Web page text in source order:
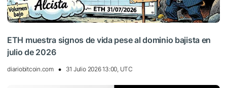
ETH muestra signos de vida pese al dominio bajista en
julio de 2026
diariobitcoin.com 31 Julio 2026 13:00, UTC